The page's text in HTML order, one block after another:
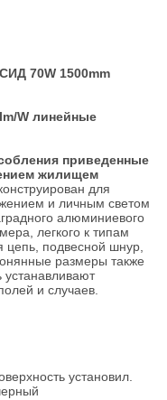
70W 1500mm
W линейные
приведенные
жилищем
для
и личным светом
алюминиевого
легкого к типам
цепь, подвесной шнур,
размеры также
устанавливают
и случаев.
установил.